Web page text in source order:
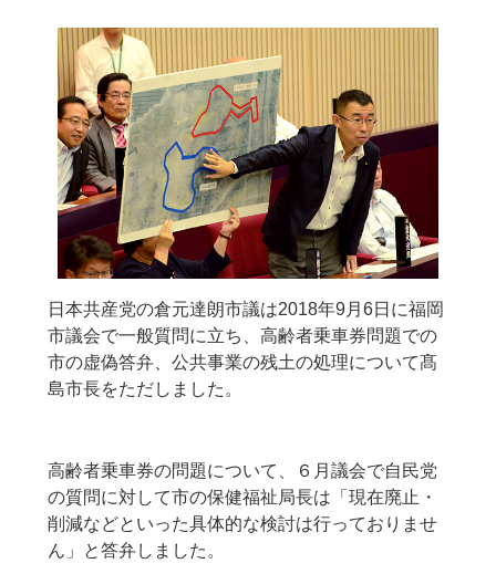
日本共産党の倉元達朗市議は2018年9月6日に福岡
市議会で一般質問に立ち、高齢者乗車券問題での
市の虚偽答弁、公共事業の残土の処理について髙
島市長をただしました。
高齢者乗車券の問題について、６月議会で自民党
の質問に対して市の保健福祉局長は「現在廃止・
削減などといった具体的な検討は行っておりませ
ん」と答弁しました。